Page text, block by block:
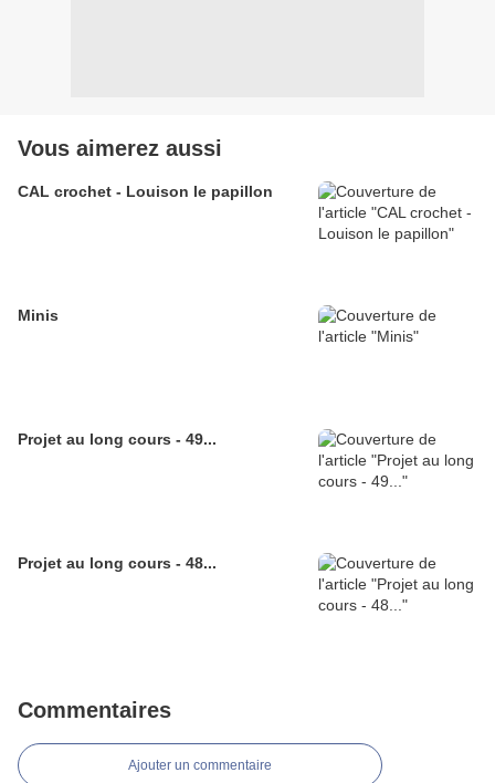
Vous aimerez aussi
CAL crochet - Louison le papillon
Minis
Projet au long cours - 49...
Projet au long cours - 48...
Commentaires
Ajouter un commentaire